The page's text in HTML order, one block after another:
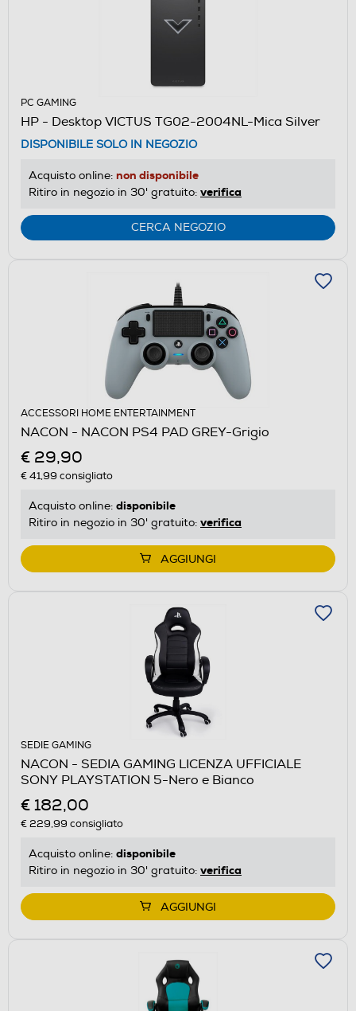
PC GAMING
HP - Desktop VICTUS TG02-2004NL-Mica Silver
DISPONIBILE SOLO IN NEGOZIO
Acquisto online: non disponibile
Ritiro in negozio in 30' gratuito: verifica
CERCA NEGOZIO
ACCESSORI HOME ENTERTAINMENT
NACON - NACON PS4 PAD GREY-Grigio
€ 29,90
€ 41,99 consigliato
Acquisto online: disponibile
Ritiro in negozio in 30' gratuito: verifica
AGGIUNGI
SEDIE GAMING
NACON - SEDIA GAMING LICENZA UFFICIALE
SONY PLAYSTATION 5-Nero e Bianco
€ 182,00
€ 229,99 consigliato
Acquisto online: disponibile
Ritiro in negozio in 30' gratuito: verifica
AGGIUNGI